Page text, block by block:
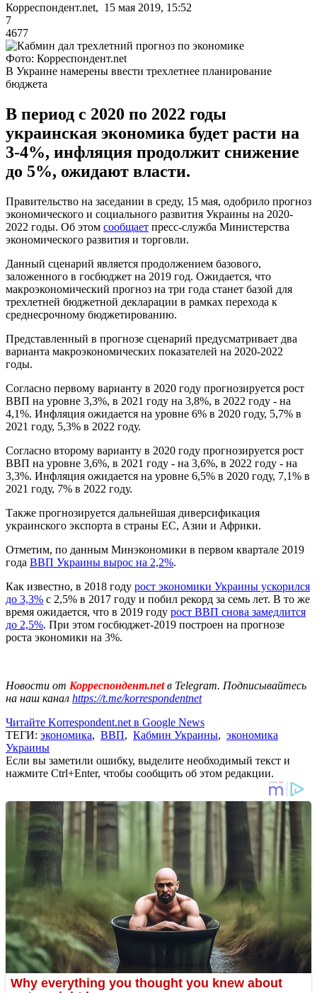
Корреспондент.net, 15 мая 2019, 15:52
7
4677
Фото: Корреспондент.net
В Украине намерены ввести трехлетнее планирование
бюджета
В период с 2020 по 2022 годы
украинская экономика будет расти на
3-4%, инфляция продолжит снижение
до 5%, ожидают власти.
Правительство на заседании в среду, 15 мая, одобрило прогноз
экономического и социального развития Украины на 2020-
2022 годы. Об этом сообщает пресс-служба Министерства
экономического развития и торговли.
Данный сценарий является продолжением базового,
заложенного в госбюджет на 2019 год. Ожидается, что
макроэкономический прогноз на три года станет базой для
трехлетней бюджетной декларации в рамках перехода к
среднесрочному бюджетированию.
Представленный в прогнозе сценарий предусматривает два
варианта макроэкономических показателей на 2020-2022
годы.
Согласно первому варианту в 2020 году прогнозируется рост
ВВП на уровне 3,3%, в 2021 году на 3,8%, в 2022 году - на
4,1%. Инфляция ожидается на уровне 6% в 2020 году, 5,7% в
2021 году, 5,3% в 2022 году.
Согласно второму варианту в 2020 году прогнозируется рост
ВВП на уровне 3,6%, в 2021 году - на 3,6%, в 2022 году - на
3,3%. Инфляция ожидается на уровне 6,5% в 2020 году, 7,1% в
2021 году, 7% в 2022 году.
Также прогнозируется дальнейшая диверсификация
украинского экспорта в страны ЕС, Азии и Африки.
Отметим, по данным Минэкономики в первом квартале 2019
года ВВП Украины вырос на 2,2%.
Как известно, в 2018 году рост экономики Украины ускорился
до 3,3% с 2,5% в 2017 году и побил рекорд за семь лет. В то же
время ожидается, что в 2019 году рост ВВП снова замедлится
до 2,5%. При этом госбюджет-2019 построен на прогнозе
роста экономики на 3%.
Новости от Корреспондент.netв Telegram. Подписывайтесь
на наш канал https://t.me/korrespondentnet
Читайте Korrespondent.net в Google News
ТЕГИ: экономика, ВВП, Кабмин Украины, экономика
Украины
Если вы заметили ошибку, выделите необходимый текст и
нажмите Ctrl+Enter, чтобы сообщить об этом редакции.